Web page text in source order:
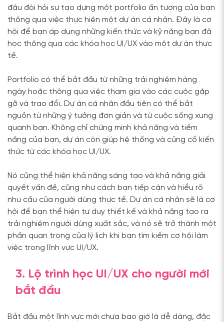
đâu đòi hỏi sự tạo dựng một portfolio ấn tượng của bạn
thông qua việc thực hiện một dự án cá nhân. Đây là cơ
hội để bạn áp dụng những kiến thức và kỹ năng bạn đã
học thông qua các khóa học UI/UX vào một dự án thực
tế.
Portfolio có thể bắt đầu từ những trải nghiệm hàng
ngày hoặc thông qua việc tham gia vào các cuộc gặp
gỡ và trao đổi. Dự án cá nhân đầu tiên có thể bắt
nguồn từ những ý tưởng đơn giản và từ cuộc sống xung
quanh bạn. Không chỉ chứng minh khả năng và tiềm
năng của bạn, dự án còn giúp hệ thống và củng cố kiến
thức từ các khóa học UI/UX.
Nó cũng thể hiện khả năng sáng tạo và khả năng giải
quyết vấn đề, cũng như cách bạn tiếp cận và hiểu rõ
nhu cầu của người dùng thực tế. Dự án cá nhân sẽ là cơ
hội để bạn thể hiện tư duy thiết kế và khả năng tạo ra
trải nghiệm người dùng xuất sắc, và nó sẽ trở thành một
phần quan trọng của lý lịch khi bạn tìm kiếm cơ hội làm
việc trong lĩnh vực UI/UX.
3. Lộ trình học UI/UX cho người mới
bắt đầu
Bắt đầu một lĩnh vực mới chưa bao giờ là dễ dàng, đặc